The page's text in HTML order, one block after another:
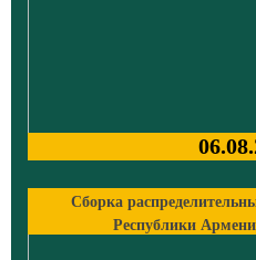
Сборка
Республики